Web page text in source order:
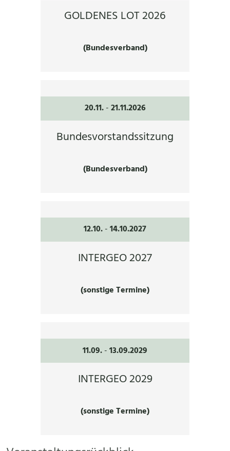
GOLDENES LOT 2026
(Bundesverband)
20.11. -21.11.2026
Bundesvorstandssitzung
(Bundesverband)
12.10.-14.10.2027
INTERGEO 2027
(sonstige Termine)
11.09.-13.09.2029
INTERGEO 2029
(sonstige Termine)